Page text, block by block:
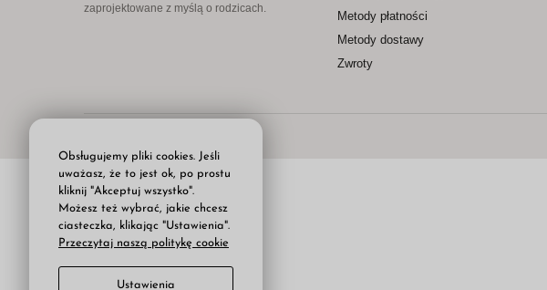
zaprojektowane z myślą o rodzicach.
Metody płatności
Metody dostawy
Zwroty
Obsługujemy pliki cookies. Jeśli
uważasz, że to jest ok, po prostu
kliknij "Akceptuj wszystko".
Możesz też wybrać, jakie chcesz
ciasteczka, klikając "Ustawienia".
Przeczytaj naszą politykę cookie
Ustawienia